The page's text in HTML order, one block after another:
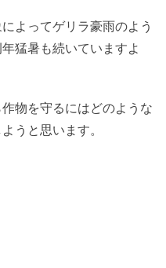
よってゲリラ豪雨のよう
猛暑も続いていますよ
物を守るにはどのような
うと思います。